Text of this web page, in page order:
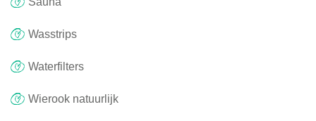
Wasstrips
Waterfilters
Wierook natuurlijk